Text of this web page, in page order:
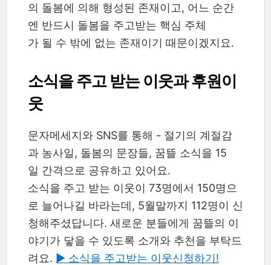
의 돌봄에 의해 형성된 존재이고, 어느 순간
엔 반드시 돌봄을 주고받는 핵심 주체
가 될 수 밖에 없는 존재이기 때문이겠지요.
소식을 주고 받는 이웃과 후원이
웃
문자메세지와 SNS를 통해 - 절기의 계절감
과 농사일, 돌봄의 문장들, 꿈뜰 소식을 15
일 간격으로 공유하고 있어요.
소식을 주고 받는 이웃이 73명에서 150명으
로 늘어나길 바라는데, 5월말까지 112명이 신
청해주셨답니다. 새로운 분들에게 꿈뜰의 이
야기가 닿을 수 있도록 소개와 추천을 부탁드
려요. ▶︎ 소식을 주고받는 이웃신청하기!